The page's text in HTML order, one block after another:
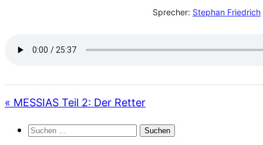
Sprecher: Stephan Friedrich
« MESSIAS Teil 2: Der Retter
Suchen